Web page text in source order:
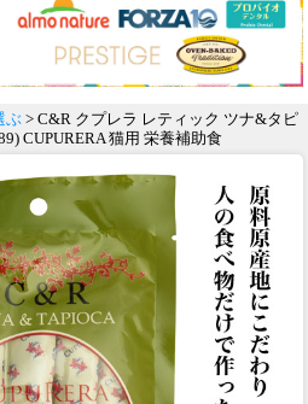
ぶ > C&R クプレラ レティック ツナ&タピ
CUPURERA 猫用 栄養補助食